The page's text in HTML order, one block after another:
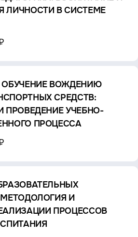
ЛИЧНОСТИ В СИСТЕМЕ
ОБУЧЕНИЕ ВОЖДЕНИЮ
СРЕДСТВ:
ПРОВЕДЕНИЕ УЧЕБНО-
ПРОЦЕССА
И
ПРОЦЕССОВ